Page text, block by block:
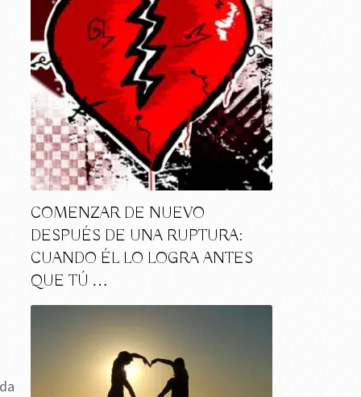
COMENZAR DE NUEVO
DESPUÉS DE UNA RUPTURA:
CUANDO ÉL LO LOGRA ANTES
QUE TÚ …